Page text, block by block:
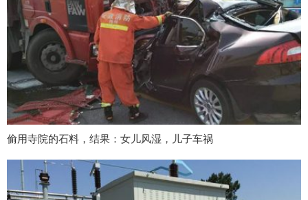
偷用寺院的石料，结果：女儿风湿，儿子车祸